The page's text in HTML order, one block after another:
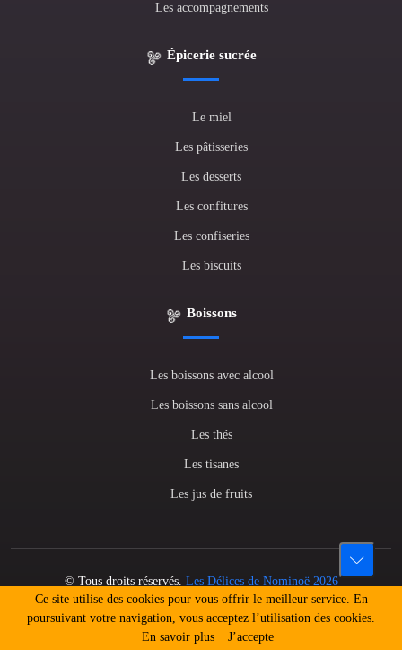
Les accompagnements
Épicerie sucrée
Le miel
Les pâtisseries
Les desserts
Les confitures
Les confiseries
Les biscuits
Boissons
Les boissons avec alcool
Les boissons sans alcool
Les thés
Les tisanes
Les jus de fruits
© Tous droits réservés. Les Délices de Nominoë 2026
L'abus d'alcool est dangereux pour la santé. A consommer avec
modération.
Ce site utilise des cookies pour vous offrir le meilleur service. En
poursuivant votre navigation, vous acceptez l’utilisation des cookies.
En savoir plus
J’accepte